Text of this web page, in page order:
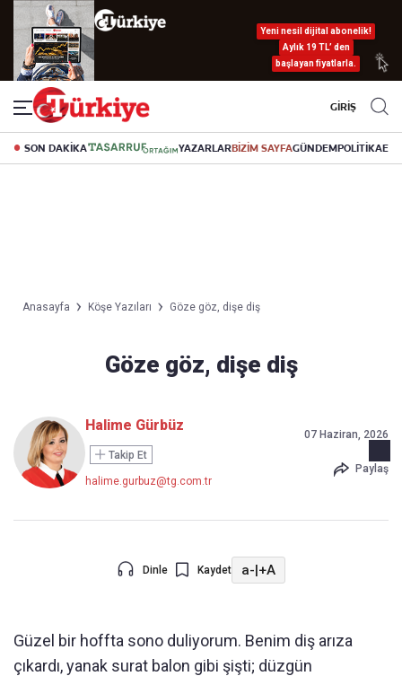
Yeni nesil dijital abonelik!
Aylık 19 TL’ den
başlayan fiyatlarla.
GİRİŞ
SON DAKİKA YAZARLARBİZİM SAYFAGÜNDEMPOLİTİKA
Anasayfa Köşe Yazıları Göze göz, dişe diş
Göze göz, dişe diş
Halime Gürbüz
Takip Et
halime.gurbuz@tg.com.tr
07 Haziran, 2026
Paylaş
Dinle Kaydet a-|+A
Güzel bir hoffta sono duliyorum. Benim diş arıza
çıkardı, yanak surat balon gibi şişti; düzgün